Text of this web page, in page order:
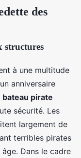
des
structures
à une multitude
anniversaire
bateau pirate
sécurité. Les
largement de
terribles pirates
Dans le cadre